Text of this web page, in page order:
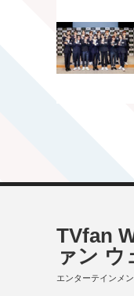
TVfan
ァン ウ
エンターテインメ